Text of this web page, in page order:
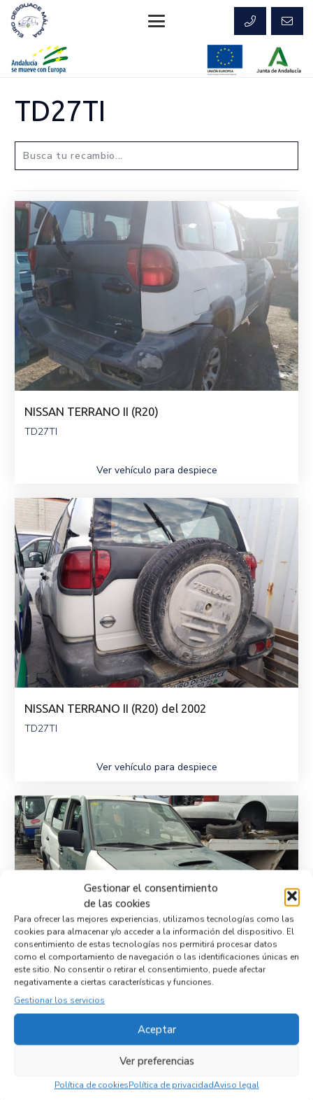
Gestionar el consentimiento
de las cookies
Para ofrecer las mejores experiencias, utilizamos tecnologías como las
cookies para almacenar y/o acceder a la información del dispositivo. El
consentimiento de estas tecnologías nos permitirá procesar datos
como el comportamiento de navegación o las identificaciones únicas en
este sitio. No consentir o retirar el consentimiento, puede afectar
negativamente a ciertas características y funciones.
Gestionar los servicios
Aceptar
Ver preferencias
Política de cookiesPolítica de privacidadAviso legal
TD27TI
NISSAN TERRANO II (R20)
TD27TI
Ver vehículo para despiece
NISSAN TERRANO II (R20) del 2002
TD27TI
Ver vehículo para despiece
NISSAN TERRANO II (R20) del 1999
Ver vehículo para despiece